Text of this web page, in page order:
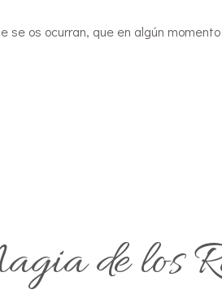
se os ocurran, que en algún
de los